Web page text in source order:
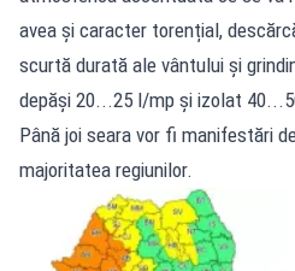
avea și caracter torențial,
scurtă durată ale vântului și
depăși 20...25 l/mp și izolat
Până joi seara vor fi manifestări
majoritatea regiunilor.